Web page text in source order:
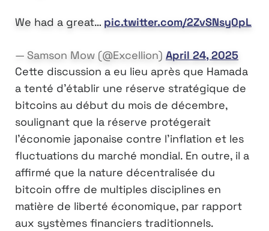
We had a great… pic.twitter.com/2ZvSNsy0pL
— Samson Mow (@Excellion) April 24, 2025
Cette discussion a eu lieu après que Hamada
a tenté d’établir une réserve stratégique de
bitcoins au début du mois de décembre,
soulignant que la réserve protégerait
l’économie japonaise contre l’inflation et les
fluctuations du marché mondial. En outre, il a
affirmé que la nature décentralisée du
bitcoin offre de multiples disciplines en
matière de liberté économique, par rapport
aux systèmes financiers traditionnels.